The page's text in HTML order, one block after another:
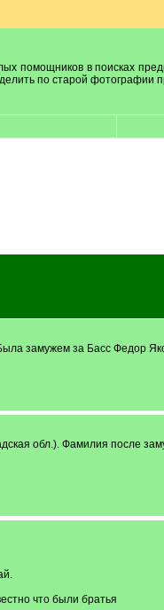
помощников в поисках
по старой фотографии
замужем за Басс Федор
обл.). Фамилия после
что были братья